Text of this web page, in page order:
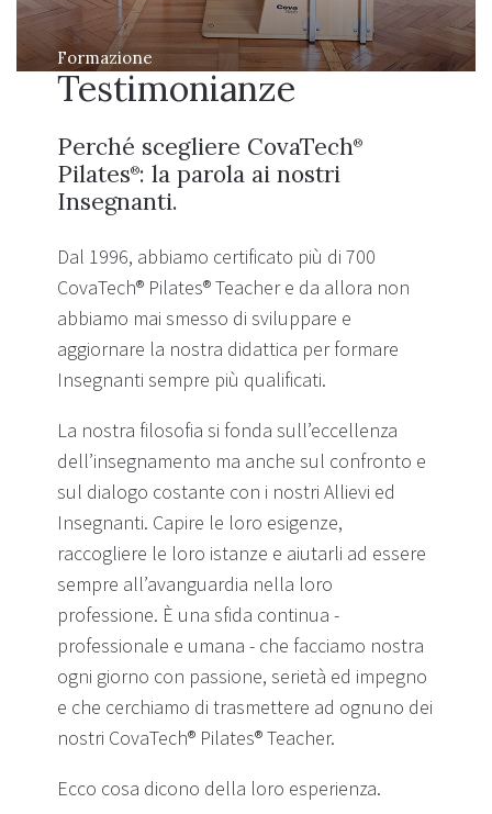
Formazione
Testimonianze
Perché scegliere CovaTech®
Pilates®: la parola ai nostri
Insegnanti.
Dal 1996, abbiamo certificato più di 700
CovaTech® Pilates® Teacher e da allora non
abbiamo mai smesso di sviluppare e
aggiornare la nostra didattica per formare
Insegnanti sempre più qualificati.
La nostra filosofia si fonda sull’eccellenza
dell’insegnamento ma anche sul confronto e
sul dialogo costante con i nostri Allievi ed
Insegnanti. Capire le loro esigenze,
raccogliere le loro istanze e aiutarli ad essere
sempre all’avanguardia nella loro
professione. È una sfida continua -
professionale e umana - che facciamo nostra
ogni giorno con passione, serietà ed impegno
e che cerchiamo di trasmettere ad ognuno dei
nostri CovaTech® Pilates® Teacher.
Ecco cosa dicono della loro esperienza.